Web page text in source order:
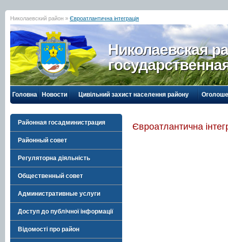
Николаевский район » Євроатлантична інтеграція
Николаевская
Головна Новости Цивільний захист населення району
Районная госадминистрация
Районный совет
Регуляторна діяльність
Общественный совет
Административные услуги
Доступ до публічної інформації
Відомості про район
Євроатлантична